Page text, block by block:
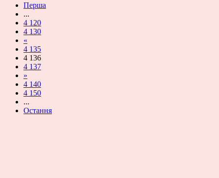
Перша
...
4 120
4 130
«
4 135
4 136
4 137
»
4 140
4 150
...
Остання